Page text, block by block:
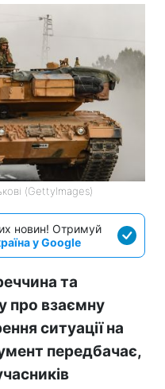
(GettyImages)
новин! Отримуй
у Google
та
про взаємну
ситуації на
передбачає,